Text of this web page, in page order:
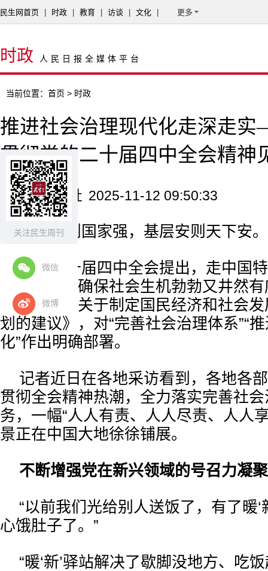
关注民生周刊
微信
微博
民生网首页 时政 教育 访谈 文化 更多
时政 人民日报全媒体平台
当前位置： 首页 > 时政
推进社会治理现代化走深走
贯彻党的二十届四中全会精神
来源：新华社 2025-11-12 09:50:33
基层强则国家强，基层安则天下安。
党的二十届四中全会提出，走中国
治理之路，确保社会生机勃勃又井然
《中共中央关于制定国民经济和社会
划的建议》，对“完善社会治理体系”“
化”作出明确部署。
记者近日在各地采访看到，各地各
贯彻全会精神热潮，全力落实完善社
务，一幅“人人有责、人人尽责、人人
景正在中国大地徐徐铺展。
不断增强党在新兴领域的号召力凝
“以前我们光给别人送饭了，有了暖‘
心饿肚子了。”
“暖‘新’驿站解决了歇脚没地方、吃